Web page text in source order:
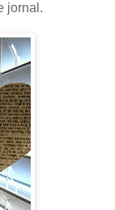
jornal.